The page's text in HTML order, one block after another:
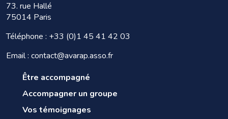
73. rue Hallé
75014 Paris
Téléphone : +33 (0)1 45 41 42 03
Email : contact@avarap.asso.fr
Être accompagné
Accompagner un groupe
Vos témoignages